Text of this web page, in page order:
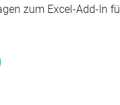
zum Excel-Add-In